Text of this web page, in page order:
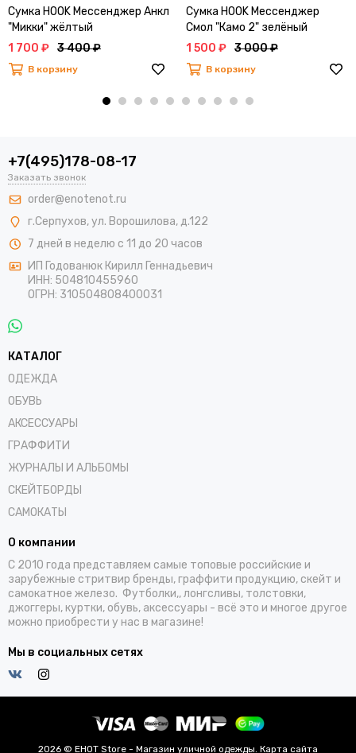
Сумка HOOK Мессенджер Анкл
"Микки" жёлтый
1 700 ₽ 3 400 ₽
В корзину
Сумка HOOK Мессенджер
Смол "Камо 2" зелёный
1 500 ₽ 3 000 ₽
В корзину
+7(495)178-08-17
Заказать звонок
order@enotenot.ru
г.Серпухов, ул. Ворошилова, д.122
7 дней в неделю с 11 до 20 часов
ИП Годованюк Кирилл Геннадьевич
ИНН: 504810455960
ОГРН: 310504808400031
КАТАЛОГ
ОДЕЖДА
ОБУВЬ
АКСЕССУАРЫ
ГРАФФИТИ
ЖУРНАЛЫ И АЛЬБОМЫ
СКЕЙТБОРДЫ
САМОКАТЫ
О компании
С 2010 года представляем самые топовые российские и
зарубежные стритвир бренды, граффити продукцию, скейт и
самокатное железо. Футболки,, лонгсливы, толстовки,
джоггеры, куртки, обувь, аксессуары - всё это и многое другое
можно приобрести у нас в магазине!
Мы в социальных сетях
2026 © EHOT Store - Магазин уличной одежды. Карта сайта